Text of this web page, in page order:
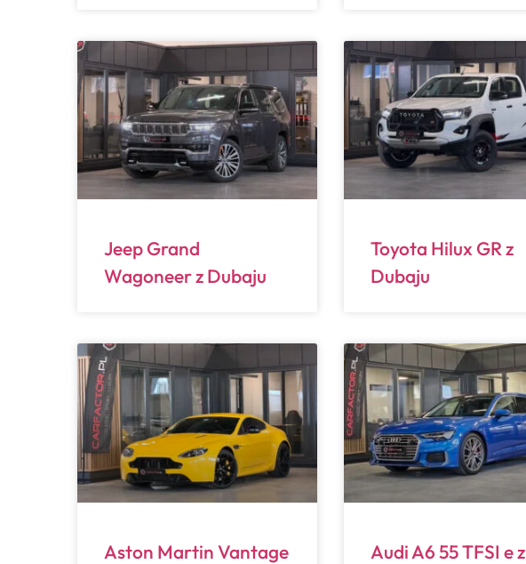
Jeep Grand
Wagoneer z Dubaju
Toyota Hilux GR z
Dubaju
Aston Martin Vantage
Audi A6 55 TFSI e z